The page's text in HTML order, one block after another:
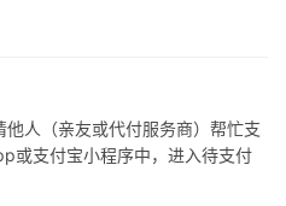
人（亲友或代付服务商）帮忙支
或支付宝小程序中，进入待支付